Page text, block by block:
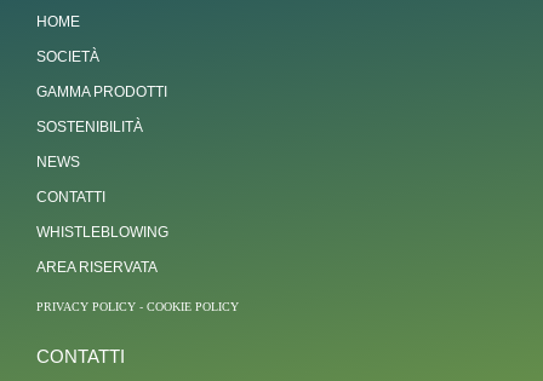
HOME
SOCIETÀ
GAMMA PRODOTTI
SOSTENIBILITÀ
NEWS
CONTATTI
WHISTLEBLOWING
AREA RISERVATA
PRIVACY POLICY - COOKIE POLICY
CONTATTI